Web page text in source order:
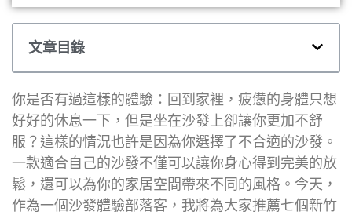
文章目錄
你是否有過這樣的體驗：回到家裡，疲憊的身體只想
好好的休息一下，但是坐在沙發上卻讓你更加不舒
服？這樣的情況也許是因為你選擇了不合適的沙發。
一款適合自己的沙發不僅可以讓你身心得到完美的放
鬆，還可以為你的家居空間帶來不同的風格。今天，
作為一個沙發體驗部落客，我將為大家推薦七個新竹